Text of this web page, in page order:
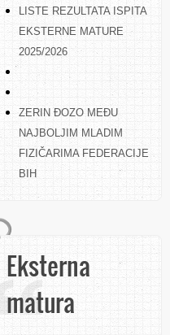
LISTE REZULTATA ISPITA
EKSTERNE MATURE
2025/2026
ZERIN ĐOZO MEĐU
NAJBOLJIM MLADIM
FIZIČARIMA FEDERACIJE
BIH
Eksterna
matura